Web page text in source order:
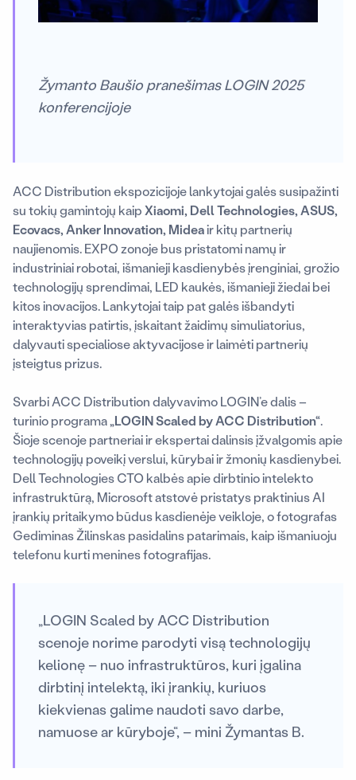
Žymanto Baušio pranešimas LOGIN 2025
konferencijoje
ACC Distribution ekspozicijoje lankytojai galės susipažinti
su tokių gamintojų kaipXiaomi, Dell Technologies, ASUS,
Ecovacs, Anker Innovation, Mideair kitų partnerių
naujienomis. EXPO zonoje bus pristatomi namų ir
industriniai robotai, išmanieji kasdienybės įrenginiai, grožio
technologijų sprendimai, LED kaukės, išmanieji žiedai bei
kitos inovacijos. Lankytojai taip pat galės išbandyti
interaktyvias patirtis, įskaitant žaidimų simuliatorius,
dalyvauti specialiose aktyvacijose ir laimėti partnerių
įsteigtus prizus.
Svarbi ACC Distribution dalyvavimo LOGIN’e dalis –
turinio programa„LOGIN Scaled by ACC Distribution“.
Šioje scenoje partneriai ir ekspertai dalinsis įžvalgomis apie
technologijų poveikį verslui, kūrybai ir žmonių kasdienybei.
Dell Technologies CTO kalbės apie dirbtinio intelekto
infrastruktūrą, Microsoft atstovė pristatys praktinius AI
įrankių pritaikymo būdus kasdienėje veikloje, o fotografas
Gediminas Žilinskas pasidalins patarimais, kaip išmaniuoju
telefonu kurti menines fotografijas.
„LOGIN Scaled by ACC Distribution
scenoje norime parodyti visą technologijų
kelionę – nuo infrastruktūros, kuri įgalina
dirbtinį intelektą, iki įrankių, kuriuos
kiekvienas galime naudoti savo darbe,
namuose ar kūryboje“, – mini Žymantas B.